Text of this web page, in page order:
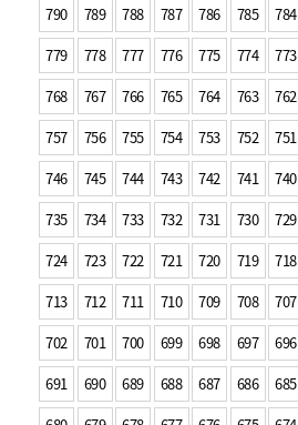
790
789 788 787 786 785 784
779
778 777 776 775 774 773
768
767 766 765 764 763 762
757
756 755 754 753 752 751
746
745 744 743 742 741 740
735
734 733 732 731 730 729
724
723 722 721 720 719 718
713
712 711 710 709 708 707
702
701 700 699 698 697 696
691
690 689 688 687 686 685